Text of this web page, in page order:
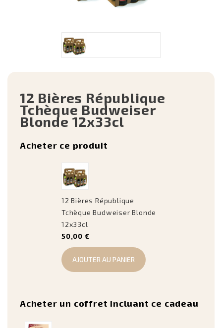
12 Bières République
Tchèque Budweiser
Blonde 12x33cl
Acheter ce produit
12 Bières République
Tchèque Budweiser Blonde
12x33cl
50,00 €
AJOUTER AU PANIER
Acheter un coffret incluant ce cadeau